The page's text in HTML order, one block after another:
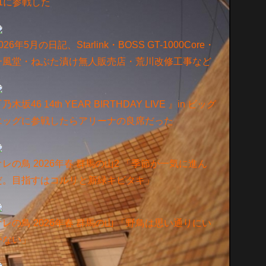
に参戦した
年5月の日記、Starlink・BOSS GT-1000Core・
風堂・ねぶた漬け無人販売店・荒川改修工事など
乃⽊坂46 14th YEAR BIRTHDAY LIVE 』in ビッグ
ッグに参戦したらアリーナの良席だった
レの鳥 2026年春 群馬の山2 「季節が一気に進ん
。目指すはコルリと新緑キビタキ」
レの鳥 2026年春 群馬の山 「野鳥は思い通りにい
ない」